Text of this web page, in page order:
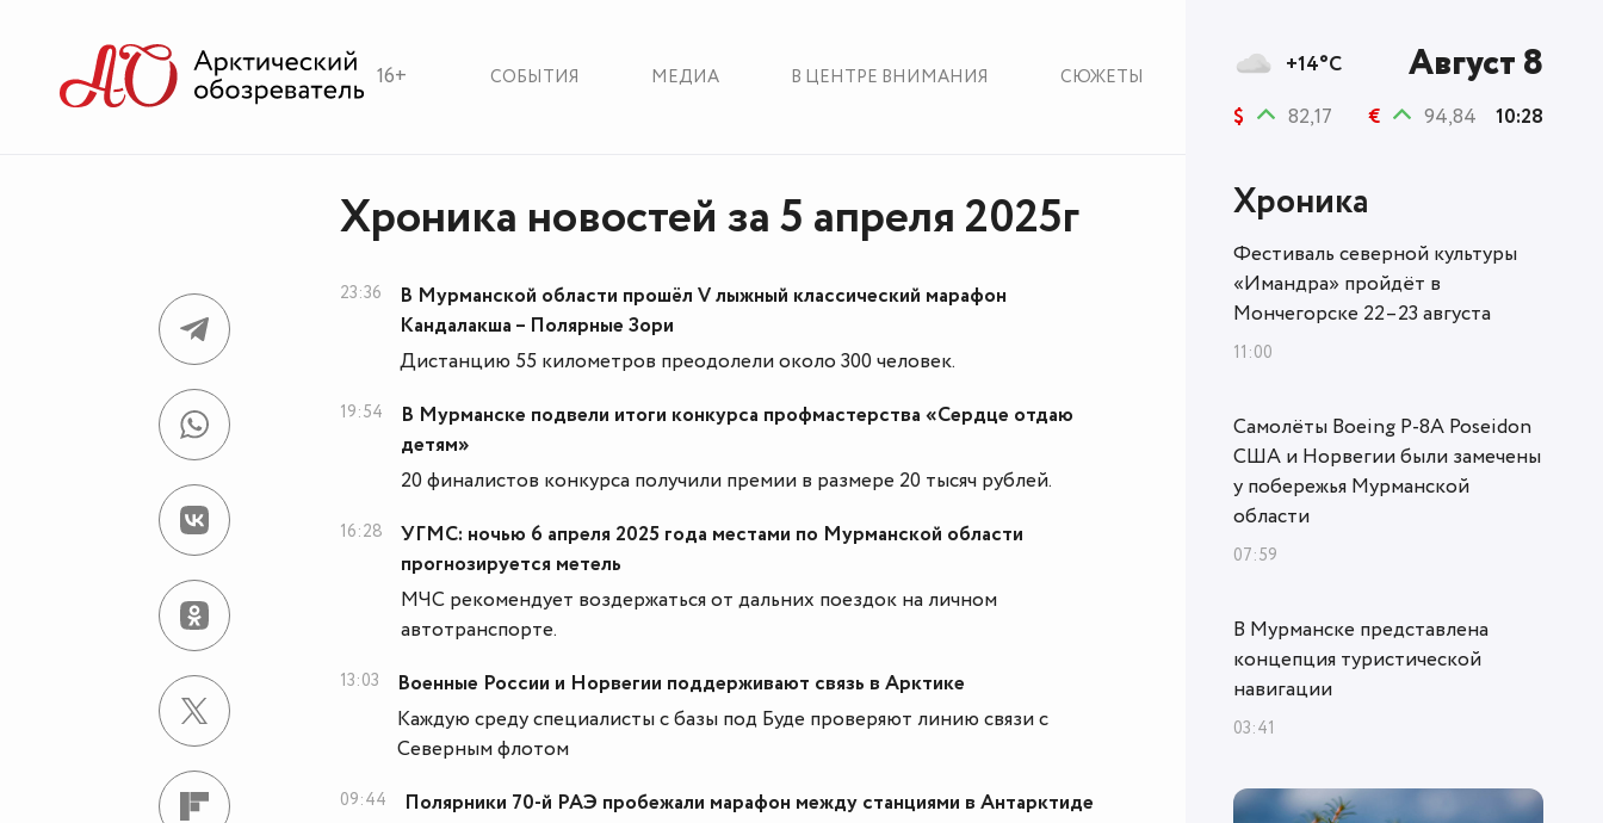
16+ СОБЫТИЯ МЕДИА В ЦЕНТРЕ ВНИМАНИЯ СЮЖЕТЫ
Хроника новостей за 5 апреля 2025г
23:36
В Мурманской области прошёл V лыжный классический марафон
Кандалакша – Полярные Зори
Дистанцию 55 километров преодолели около 300 человек.
19:54
В Мурманске подвели итоги конкурса профмастерства «Сердце отдаю
детям»
20 финалистов конкурса получили премии в размере 20 тысяч рублей.
16:28
УГМС: ночью 6 апреля 2025 года местами по Мурманской области
прогнозируется метель
МЧС рекомендует воздержаться от дальних поездок на личном
автотранспорте.
13:03
Военные России и Норвегии поддерживают связь в Арктике
Каждую среду специалисты с базы под Буде проверяют линию связи с
Северным флотом
09:44
Полярники 70-й РАЭ пробежали марафон между станциями в Антарктиде
+14°C Август 8
$ 82,17 € 94,84 10:28
Хроника
Фестиваль северной культуры
«Имандра» пройдёт в
Мончегорске 22–23 августа
11:00
Самолёты Boeing P-8A Poseidon
США и Норвегии были замечены
у побережья Мурманской
области
07:59
В Мурманске представлена
концепция туристической
навигации
03:41